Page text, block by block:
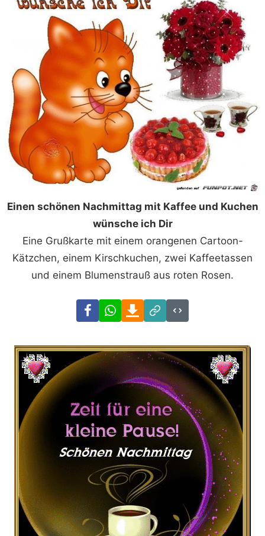
Einen schönen Nachmittag mit Kaffee und Kuchen
wünsche ich Dir
Eine Grußkarte mit einem orangenen Cartoon-
Kätzchen, einem Kirschkuchen, zwei Kaffeetassen
und einem Blumenstrauß aus roten Rosen.
FacebookWhatsAppDownload
Link
Code